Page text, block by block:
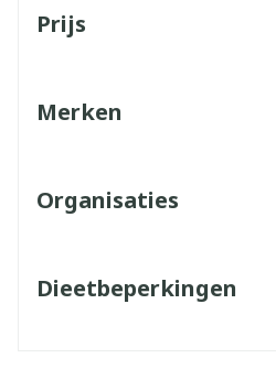
Prijs
Merken
Organisaties
Dieetbeperkingen